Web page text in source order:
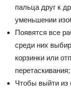
пальца друг к
уменьшении
Появятся все
среди них
корзинки или
перетаскивания;
Чтобы выйти из